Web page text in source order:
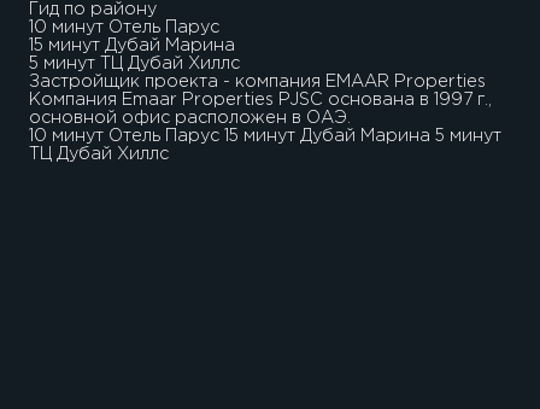
Гид по району
10 минут Отель Парус
15 минут Дубай Марина
5 минут ТЦ Дубай Хиллс
Застройщик проекта - компания EMAAR Properties
Компания Emaar Properties PJSC основана в 1997 г.,
основной офис расположен в ОАЭ.
10 минут Отель Парус 15 минут Дубай Марина 5 минут
ТЦ Дубай Хиллс